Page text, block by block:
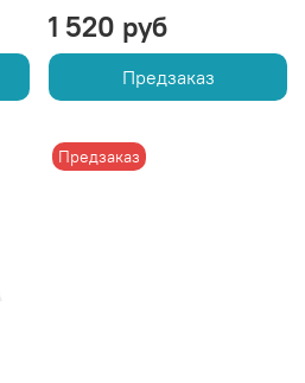
1 520 руб
Предзаказ
Предзаказ